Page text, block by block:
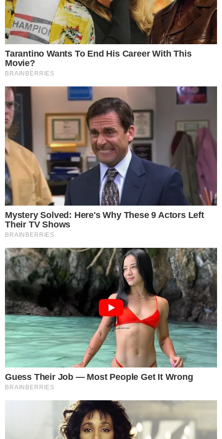
2 การใช้น้ำส้มสายชูล้างผัก น้ำส้มสายชูที่มีกรด 5% นำมาผสมกับน้ำ
ในอัตราส่วน 1 ต่อ 10 หรือประมาณ น้ำส้มสายชู 1 ถ้วยตวงกับน้ำ 10
ถ้วยตวง ผสมกันแล้วนำผักลงแช่นาน 10-15 นาที จากนั้นก็ล้างด้วย
น้ำเปล่าซ้ำจนสะอาดดี โดยวิธีนี้จะช่วยลดส า รตกค้างได้ประมาณ
60-84%
ตะแกรงตาห่างๆ ใช้มือช่วยล้างและพลิกกลับด้านผักไปมาให้สะอาด
ใช้เวลาล้างผักนาน 2 นาที จะช่วยลดส า รตกค้างได้ประมาณ 25-
63%